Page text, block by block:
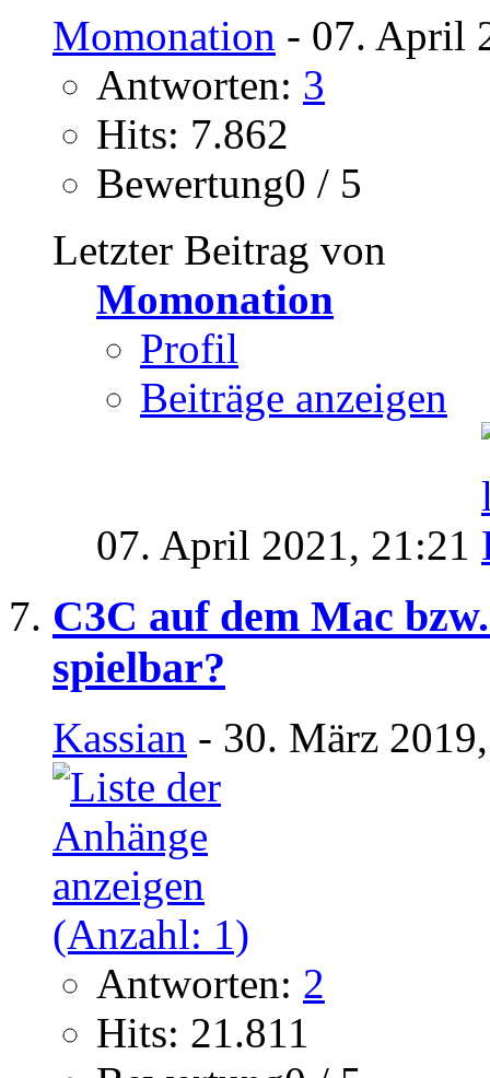
Momonation - 07. April
Antworten: 3
Hits: 7.862
Bewertung0 / 5
Letzter Beitrag von
Momonation
Profil
Beiträge anzeigen
07. April 2021, 21:21
C3C auf dem Mac
spielbar?
Kassian - 30. März
Antworten: 2
Hits: 21.811